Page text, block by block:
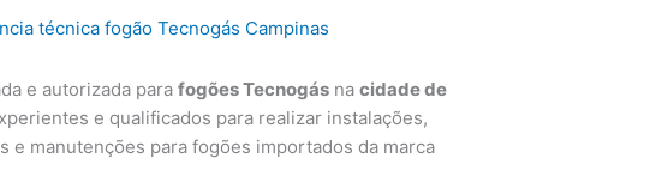
e autorizada parafogões Tecnogás nacidade de
e qualificados para realizar instalações,
e manutenções para fogões importados da marca